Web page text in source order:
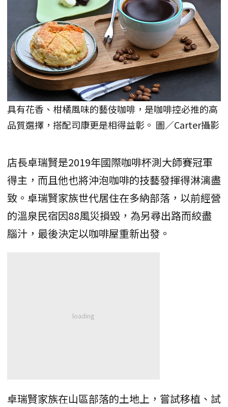
具有花香、柑橘風味的藝伎咖啡，是咖啡控必推的高
品質選擇，搭配司康更是相得益彰。 圖／Carter攝影
店長卓瑞賢是2019年國際咖啡杯測大師賽冠軍
得主，而且他也將沖泡咖啡的技藝發揮得淋漓盡
致。卓瑞賢家族世代居住在多納部落，以前經營
的溫泉民宿因88風災損毀，為另尋出路而絞盡
腦汁，最後決定以咖啡屋重新出發。
卓瑞賢家族在山區部落的土地上，嘗試移植、試